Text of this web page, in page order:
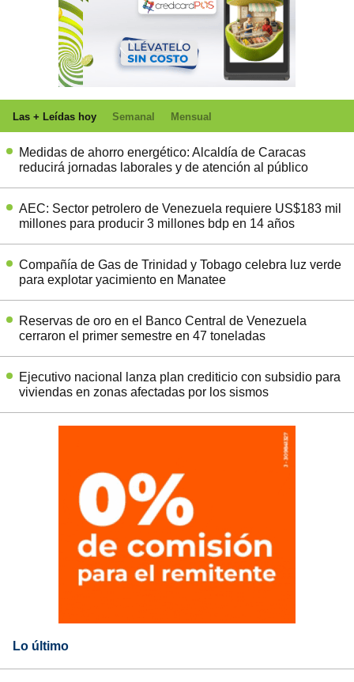
Las + Leídas hoy Semanal Mensual
Medidas de ahorro energético: Alcaldía de Caracas
reducirá jornadas laborales y de atención al público
AEC: Sector petrolero de Venezuela requiere US$183 mil
millones para producir 3 millones bdp en 14 años
Compañía de Gas de Trinidad y Tobago celebra luz verde
para explotar yacimiento en Manatee
Reservas de oro en el Banco Central de Venezuela
cerraron el primer semestre en 47 toneladas
Ejecutivo nacional lanza plan crediticio con subsidio para
viviendas en zonas afectadas por los sismos
Lo último